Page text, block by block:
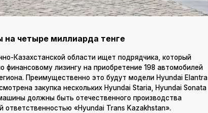
четыре миллиарда тенге
Казахстанской области ищет подрядчика, который
финансовому лизингу на приобретение 198 автомобилей
Преимущественно это будут модели Hyundai Elantra
закупка нескольких Hyundai Staria, Hyundai Sonata
должны быть отечественного производства
ответственностью «Hyundai Trans Kazakhstan».